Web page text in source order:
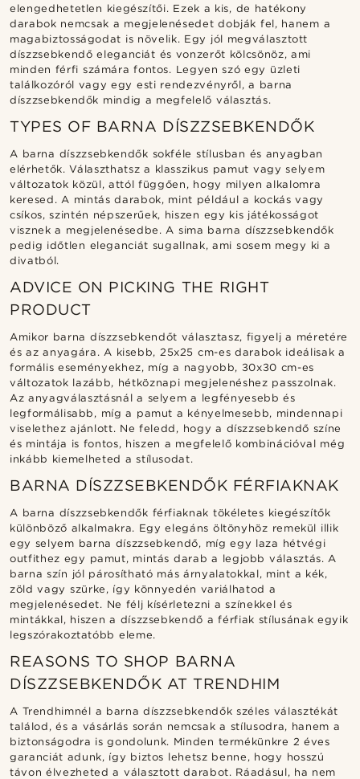
elengedhetetlen kiegészítői. Ezek a kis, de hatékony
darabok nemcsak a megjelenésedet dobják fel, hanem a
magabiztosságodat is növelik. Egy jól megválasztott
díszzsebkendő eleganciát és vonzerőt kölcsönöz, ami
minden férfi számára fontos. Legyen szó egy üzleti
találkozóról vagy egy esti rendezvényről, a barna
díszzsebkendők mindig a megfelelő választás.
TYPES OF BARNA DÍSZZSEBKENDŐK
A barna díszzsebkendők sokféle stílusban és anyagban
elérhetők. Választhatsz a klasszikus pamut vagy selyem
változatok közül, attól függően, hogy milyen alkalomra
keresed. A mintás darabok, mint például a kockás vagy
csíkos, szintén népszerűek, hiszen egy kis játékosságot
visznek a megjelenésedbe. A sima barna díszzsebkendők
pedig időtlen eleganciát sugallnak, ami sosem megy ki a
divatból.
ADVICE ON PICKING THE RIGHT
PRODUCT
Amikor barna díszzsebkendőt választasz, figyelj a méretére
és az anyagára. A kisebb, 25x25 cm-es darabok ideálisak a
formális eseményekhez, míg a nagyobb, 30x30 cm-es
változatok lazább, hétköznapi megjelenéshez passzolnak.
Az anyagválasztásnál a selyem a legfényesebb és
legformálisabb, míg a pamut a kényelmesebb, mindennapi
viselethez ajánlott. Ne feledd, hogy a díszzsebkendő színe
és mintája is fontos, hiszen a megfelelő kombinációval még
inkább kiemelheted a stílusodat.
BARNA DÍSZZSEBKENDŐK FÉRFIAKNAK
A barna díszzsebkendők férfiaknak tökéletes kiegészítők
különböző alkalmakra. Egy elegáns öltönyhöz remekül illik
egy selyem barna díszzsebkendő, míg egy laza hétvégi
outfithez egy pamut, mintás darab a legjobb választás. A
barna szín jól párosítható más árnyalatokkal, mint a kék,
zöld vagy szürke, így könnyedén variálhatod a
megjelenésedet. Ne félj kísérletezni a színekkel és
mintákkal, hiszen a díszzsebkendő a férfiak stílusának egyik
legszórakoztatóbb eleme.
REASONS TO SHOP BARNA
DÍSZZSEBKENDŐK AT TRENDHIM
A Trendhimnél a barna díszzsebkendők széles választékát
találod, és a vásárlás során nemcsak a stílusodra, hanem a
biztonságodra is gondolunk. Minden termékünkre 2 éves
garanciát adunk, így biztos lehetsz benne, hogy hosszú
távon élvezheted a választott darabot. Ráadásul, ha nem